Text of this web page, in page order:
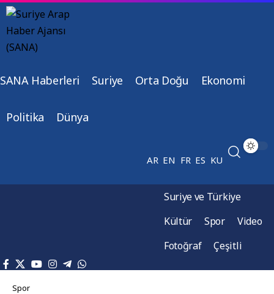
SANA Haberleri Suriye Orta Doğu Ekonomi
Politika Dünya
AR EN FR ES KU
Suriye ve Türkiye
Kültür
Spor
Video
Fotoğraf
Çeşitli
Spor